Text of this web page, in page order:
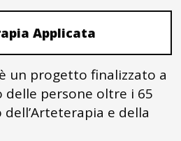
Applicata
un progetto finalizzato a
delle persone oltre i 65
e della